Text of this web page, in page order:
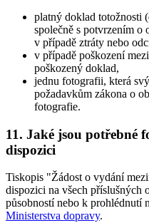
platný doklad totožnosti
společně s potvrzením o
v případě ztráty nebo
v případě poškození
poškozený doklad,
jednu fotografii, která
požadavkům zákona o
fotografie.
11. Jaké jsou potřebné
dispozici
Tiskopis "Žádost o vydání
dispozici na všech příslušných
působností nebo k prohlédnutí
Ministerstva dopravy.